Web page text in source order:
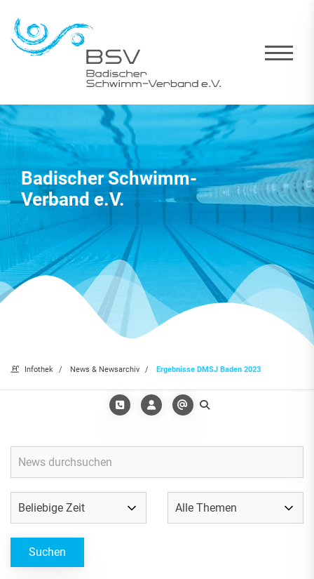
Badischer Schwimm-
Verband e.V.
Infothek News & Newsarchiv Ergebnisse DMSJ Baden 2023